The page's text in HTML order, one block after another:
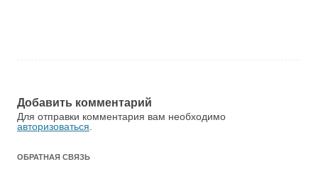
Добавить комментарий
Для отправки комментария вам необходимо
авторизоваться
ОБРАТНАЯ СВЯЗЬ